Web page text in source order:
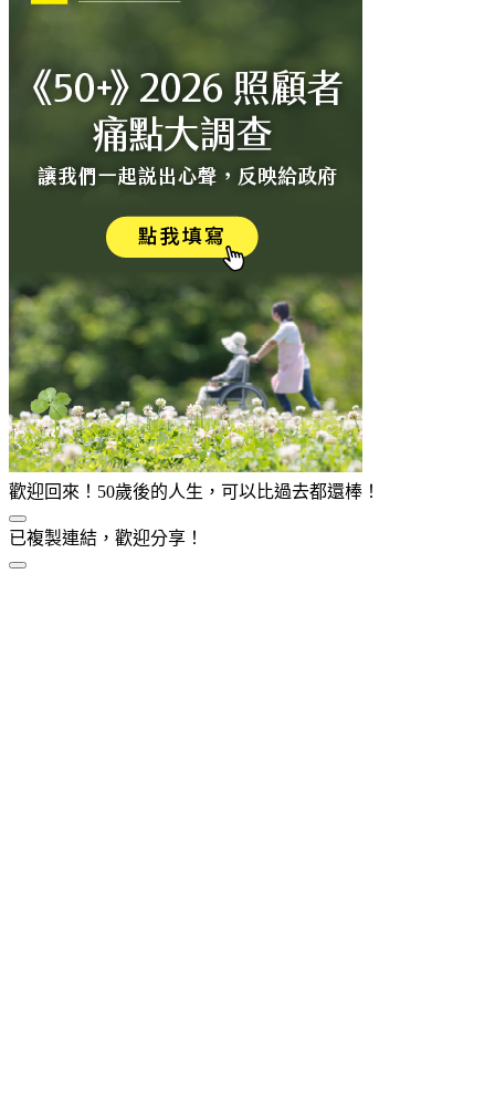
歡迎回來！50歲後的人生，可以比過去都還棒！
已複製連結，歡迎分享！